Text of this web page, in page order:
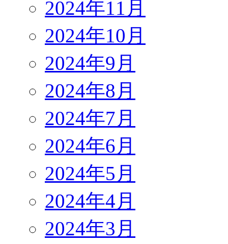
2024年11月
2024年10月
2024年9月
2024年8月
2024年7月
2024年6月
2024年5月
2024年4月
2024年3月